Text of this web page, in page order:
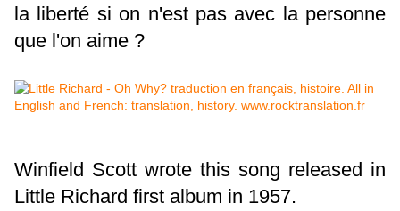
la liberté si on n'est pas avec la personne
que l'on aime ?
Winfield Scott wrote this song released in
Little Richard first album in 1957.